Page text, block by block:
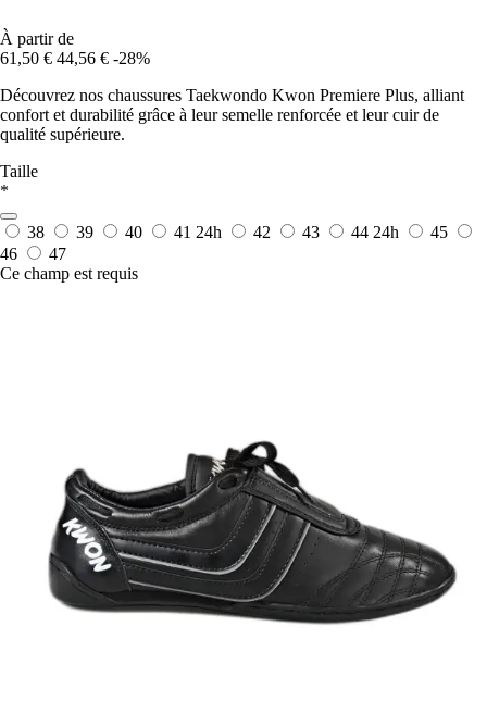
À partir de
61,50 € 44,56 € -28%
Découvrez nos chaussures Taekwondo Kwon Premiere Plus, alliant
confort et durabilité grâce à leur semelle renforcée et leur cuir de
qualité supérieure.
Taille
*
38 39 40 41 24h 42 43 44 24h
45
46
47
Ce champ est requis